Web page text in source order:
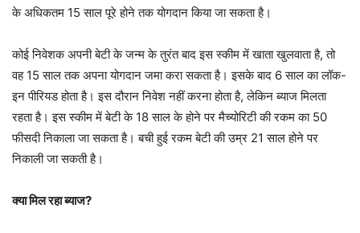
के अधिकतम 15 साल पूरे होने तक योगदान किया जा सकता है।
कोई निवेशक अपनी बेटी के जन्म के तुरंत बाद इस स्कीम में खाता खुलवाता है, तो
वह 15 साल तक अपना योगदान जमा करा सकता है। इसके बाद 6 साल का लॉक-
इन पीरियड होता है। इस दौरान निवेश नहीं करना होता है, लेकिन ब्याज मिलता
रहता है। इस स्कीम में बेटी के 18 साल के होने पर मैच्योरिटी की रकम का 50
फीसदी निकाला जा सकता है। बची हुई रकम बेटी की उम्र 21 साल होने पर
निकाली जा सकती है।
क्या मिल रहा ब्याज?